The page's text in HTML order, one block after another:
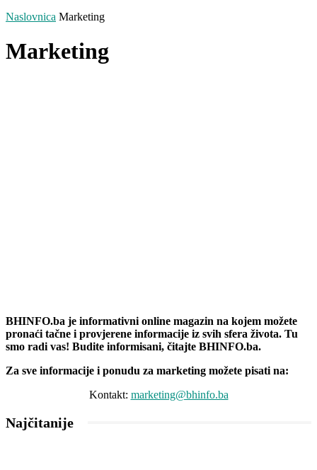
Naslovnica Marketing
Marketing
BHINFO.ba je informativni online magazin na kojem možete
pronaći tačne i provjerene informacije iz svih sfera života. Tu
smo radi vas! Budite informisani, čitajte BHINFO.ba.
Za sve informacije i ponudu za marketing možete pisati na:
Kontakt: marketing@bhinfo.ba
Najčitanije